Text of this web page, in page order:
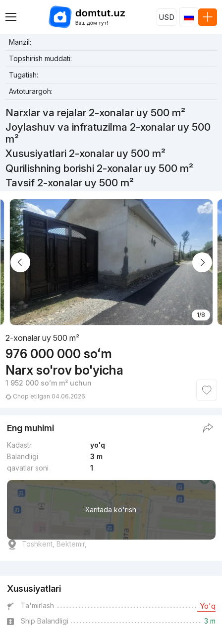
USD
Manzil:
Topshirish muddati:
Tugatish:
Avtoturargoh:
Narxlar va rejalar 2-xonalar uy 500 m²
Joylashuv va infratuzilma 2-xonalar uy 500
m²
Xususiyatlari 2-xonalar uy 500 m²
Qurilishning borishi 2-xonalar uy 500 m²
Tavsif 2-xonalar uy 500 m²
1/8
2-xonalar uy 500 m²
976 000 000 soʻm
Narx so'rov bo'yicha
1 952 000 soʻmm² uchun
Chop etilgan 04.06.2026
Eng muhimi
Kadastr
yo'q
Balandligi
3 m
qavatlar soni
1
Xaritada ko'rish
Toshkent, Bektemir,
Xususiyatlari
Ta'mirlash Yo'q
Ship Balandligi 3 m